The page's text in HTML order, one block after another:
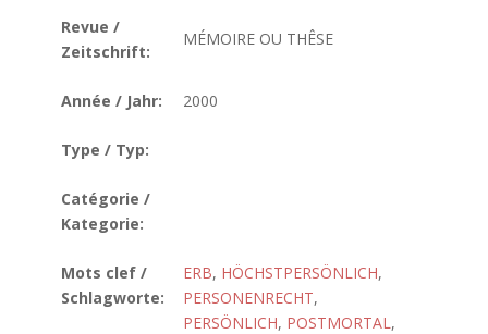
Revue /
Zeitschrift:
MÉMOIRE OU THÊSE
Année / Jahr: 2000
Type / Typ:
Catégorie /
Kategorie:
Mots clef /
Schlagworte:
ERB, HÖCHSTPERSÖNLICH,
PERSONENRECHT,
PERSÖNLICH, POSTMORTAL,